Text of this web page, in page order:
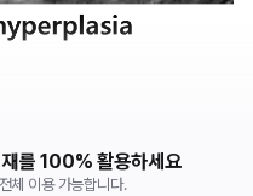
재를 100% 활용하세요
체 이용 가능합니다.